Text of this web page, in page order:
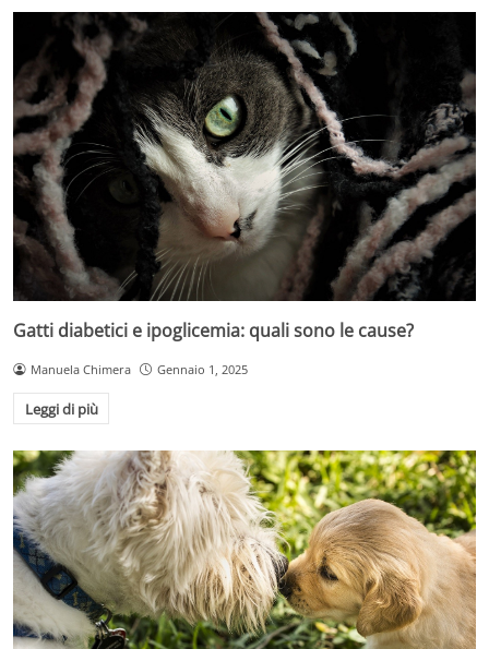
Gatti diabetici e ipoglicemia: quali sono le cause?
Manuela Chimera Gennaio 1, 2025
Leggi di più